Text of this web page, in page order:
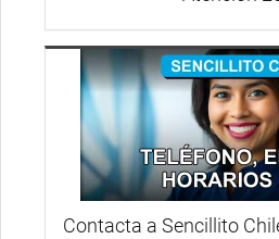
Contacta a Sencillito